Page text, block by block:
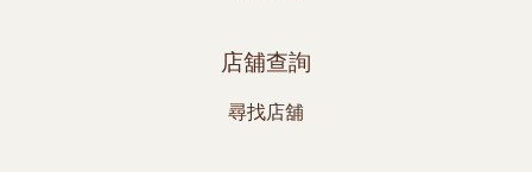
店舖查詢
尋找店舖